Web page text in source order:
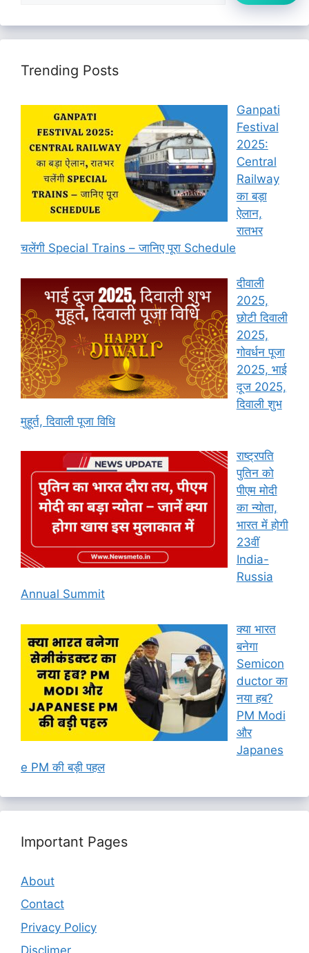
Trending Posts
Ganpati
Festival
2025:
Central
Railway
का बड़ा
ऐलान,
रातभर
चलेंगी Special Trains – जानिए पूरा Schedule
दीवाली
2025,
छोटी दिवाली
2025,
गोवर्धन पूजा
2025, भाई
दूज 2025,
दिवाली शुभ
मुहूर्त, दिवाली पूजा विधि
राष्ट्रपति
पुतिन को
पीएम मोदी
का न्योता,
भारत में होगी
23वीं
India-
Russia
Annual Summit
क्या भारत
बनेगा
Semicon
ductor का
नया हब?
PM Modi
और
Japanes
e PM की बड़ी पहल
Important Pages
About
Contact
Privacy Policy